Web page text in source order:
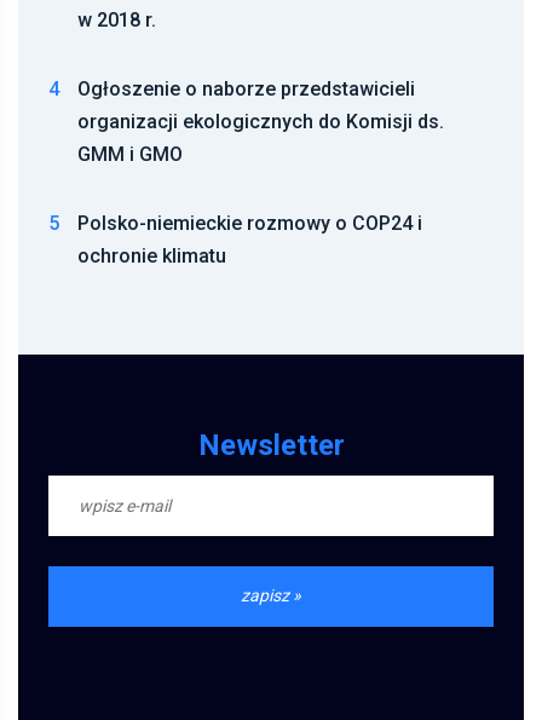
w 2018 r.
4
Ogłoszenie o naborze przedstawicieli
organizacji ekologicznych do Komisji ds.
GMM i GMO
5
Polsko-niemieckie rozmowy o COP24 i
ochronie klimatu
Newsletter